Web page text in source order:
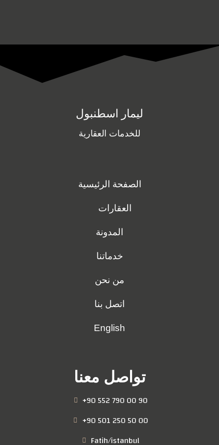
الصفحة الرئيسية
العقارات
المدونة
خدماتنا
من نحن
اتصل بنا
English
ليمار اسطنبول
للخدمات العقارية
تواصل معنا
+90 552 790 00 90
+90 501 250 50 00
Fatih/istanbul